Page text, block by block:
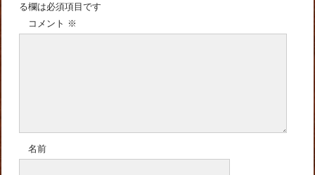
る欄は必須項目です
コメント ※
名前